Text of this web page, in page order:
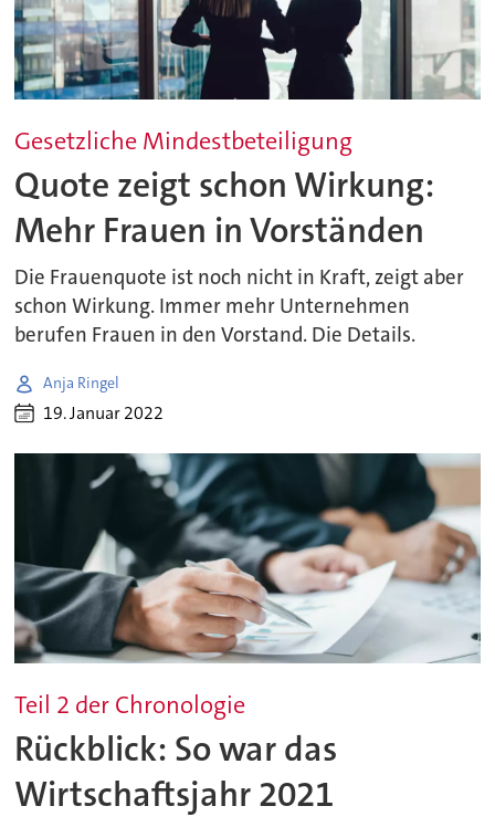
Gesetzliche Mindestbeteiligung
Quote zeigt schon Wirkung:
Mehr Frauen in Vorständen
Die Frauenquote ist noch nicht in Kraft, zeigt aber
schon Wirkung. Immer mehr Unternehmen
berufen Frauen in den Vorstand. Die Details.
Anja Ringel
19. Januar 2022
Teil 2 der Chronologie
Rückblick: So war das
Wirtschaftsjahr 2021